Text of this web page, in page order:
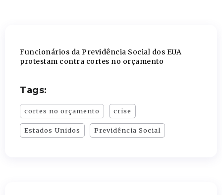
Funcionários da Previdência Social dos EUA
protestam contra cortes no orçamento
Tags:
cortes no orçamento crise
Estados Unidos Previdência Social